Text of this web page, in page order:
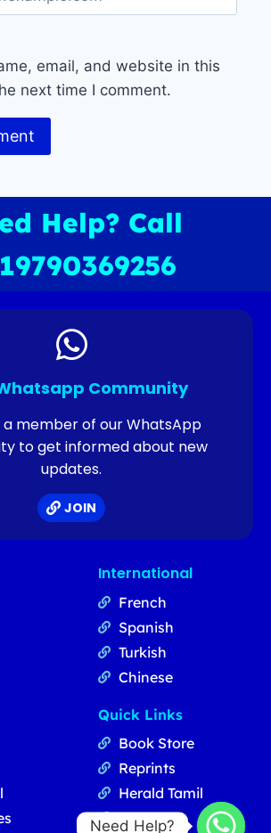
email, and website in this
next time I comment.
Help? Call
Community
a member of our WhatsApp
to get informed about new
updates.
JOIN
International
French
Spanish
Turkish
Chinese
Quick Links
Book Store
Reprints
Herald Tamil
Updates
Need Help?